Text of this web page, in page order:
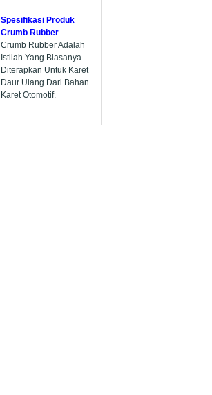
Spesifikasi Produk
Crumb Rubber
Crumb Rubber Adalah
Istilah Yang Biasanya
Diterapkan Untuk Karet
Daur Ulang Dari Bahan
Karet Otomotif.